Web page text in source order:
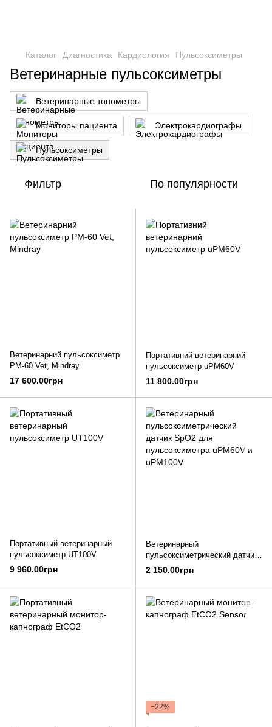
Каталог Диагностика Кардиология Пульсоксиметры
Ветеринарные пульсоксиметры
Ветеринарные тонометры
Мониторы пациента Электрокардиографы
Пульсоксиметры
Фильтр По популярности
Ветеринарний пульсоксиметр
PM-60 Vet, Mindray
17 600.00грн
Портативний ветеринарний
пульсоксиметр uPM60V
11 800.00грн
Портативный ветеринарный
пульсоксиметр UT100V
9 960.00грн
Ветеринарный
пульсоксиметрический датчик
SpO2 для пульсоксиметра
uPM60V и uPM100V
2 150.00грн
−22%